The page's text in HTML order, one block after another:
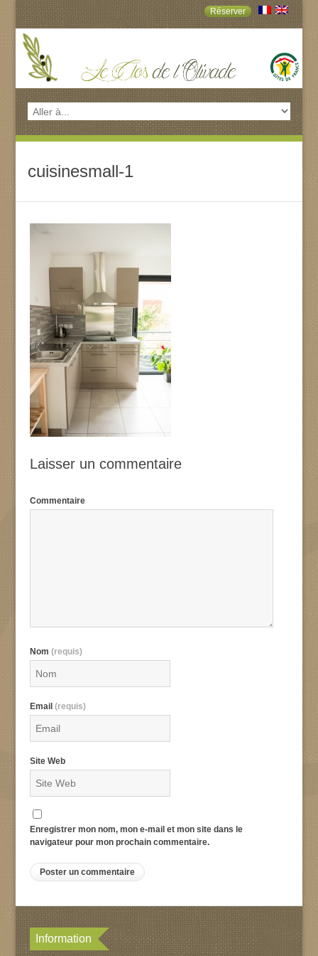
Réserver
cuisinesmall-1
Laisser un commentaire
Commentaire
Nom(requis)
Email(requis)
Site Web
Enregistrer mon nom, mon e-mail et mon site dans le
navigateur pour mon prochain commentaire.
Information